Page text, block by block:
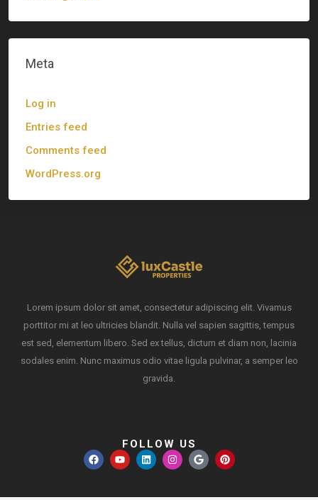
Meta
Log in
Entries feed
Comments feed
WordPress.org
Lorem ipsum dolor sit amet, consectetur adipiscing elit. Vivamus
porttitor mi at leo ultricies blandit. Nulla vel sapien sagittis, tempus
est sed, elementum libero. Sed ex tellus, dictum et diam non, lacinia
sodales enim. Nunc maximus odio vitae ligula pulvinar, a semper leo
gravida.
FOLLOW US